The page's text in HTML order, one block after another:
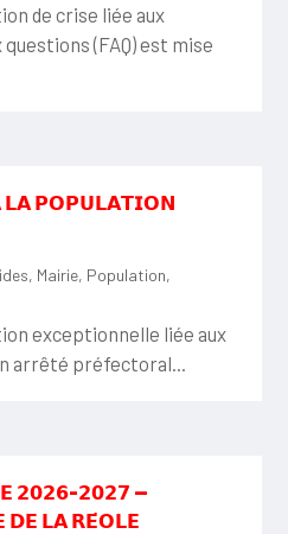
de crise liée aux
(FAQ) est mise
𝗣𝗢𝗣𝗨𝗟𝗔𝗧𝗜𝗢𝗡
, Mairie, Population,
exceptionnelle liée aux
arrêté préfectoral...
𝟮𝟬𝟮𝟲-𝟮𝟬𝟮𝟳 —
𝗟𝗔 𝗥𝗘́𝗢𝗟𝗘